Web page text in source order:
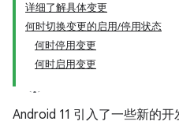
详细了解具体变更
何时切换变更的启用/停用状态
何时停用变更
何时启用变更
Android 11 引入了一些新的